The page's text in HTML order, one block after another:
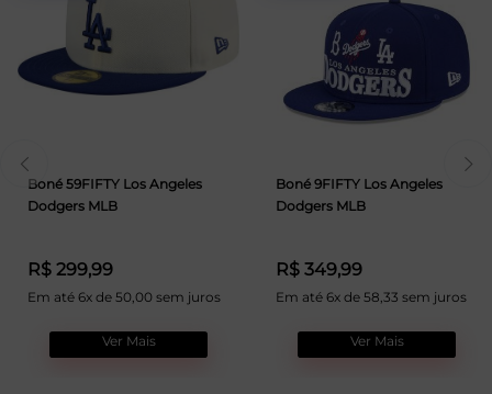
Boné 59FIFTY Los Angeles
Dodgers MLB
R$ 299,99
Em até 6x de 50,00 sem juros
Ver Mais
Boné 9FIFTY Los Angeles
Dodgers MLB
R$ 349,99
Em até 6x de 58,33 sem juros
Ver Mais